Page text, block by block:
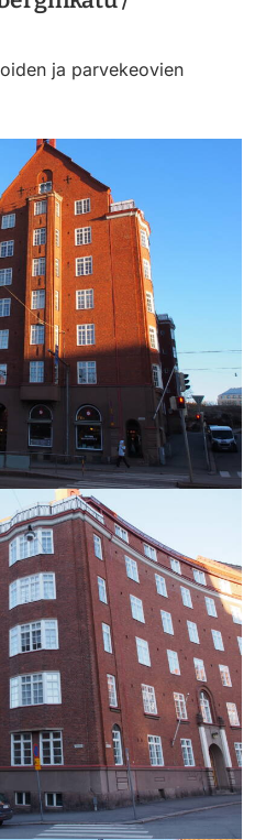
ja parvekeovien
https://saumasters.fi/wp-
content/uploads/2025/12/